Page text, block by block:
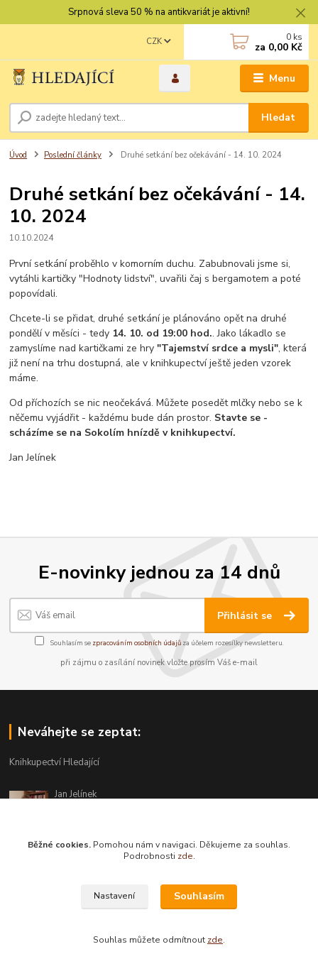
Srpnová sleva 50 % na antikvariát je aktivní!
Menu
CZK
Hledat
0 ks
za 0,00 Kč
Úvod Poslední články Druhé setkání bez očekávání - 14. 10. 2024
Druhé setkání bez očekávání - 14.
10. 2024
10.10.2024
První setkání proběhlo v komorním duchu. Zabubnovali jsme si,
vytáhli kartičky "Hodnoty lidství", uvařili čaj s bergamotem a poté
popovídali.
Chcete-li se přidat, druhé setkání je plánováno opět na druhé
pondělí v měsíci - tedy 14. 10. od 19:00 hod.. Jako lákadlo se
zamyslíme nad kartičkami ze hry"Tajemství srdce a mysli", která
již není na trhu dostupná, ale v knihkupectví ještě jeden vzorek
máme.
Od příchozích se nic neočekává. Můžete posedět mlčky nebo se k
něčemu vyjádřit - každému bude dán prostor. Stavte se -
scházíme se na Sokolím hnízdě v knihkupectví.
Jan Jelínek
E-novinky jednou za 14 dnů
Přihlásit se
Souhlasím se zpracováním osobních údajůza účelem rozesílky newsletteru.
při zájmu o zasílání novinek vložte prosím Váš e-mail
Neváhejte se zeptat:
Knihkupectví Hledající
Jan Jelínek
info@hledajici.cz
Běžné cookies. Pomohou nám v navigaci. Děkujeme za souhlas.
Podrobnosti zde.
Nastavení Souhlasím
Souhlas můžete odmítnout zde.